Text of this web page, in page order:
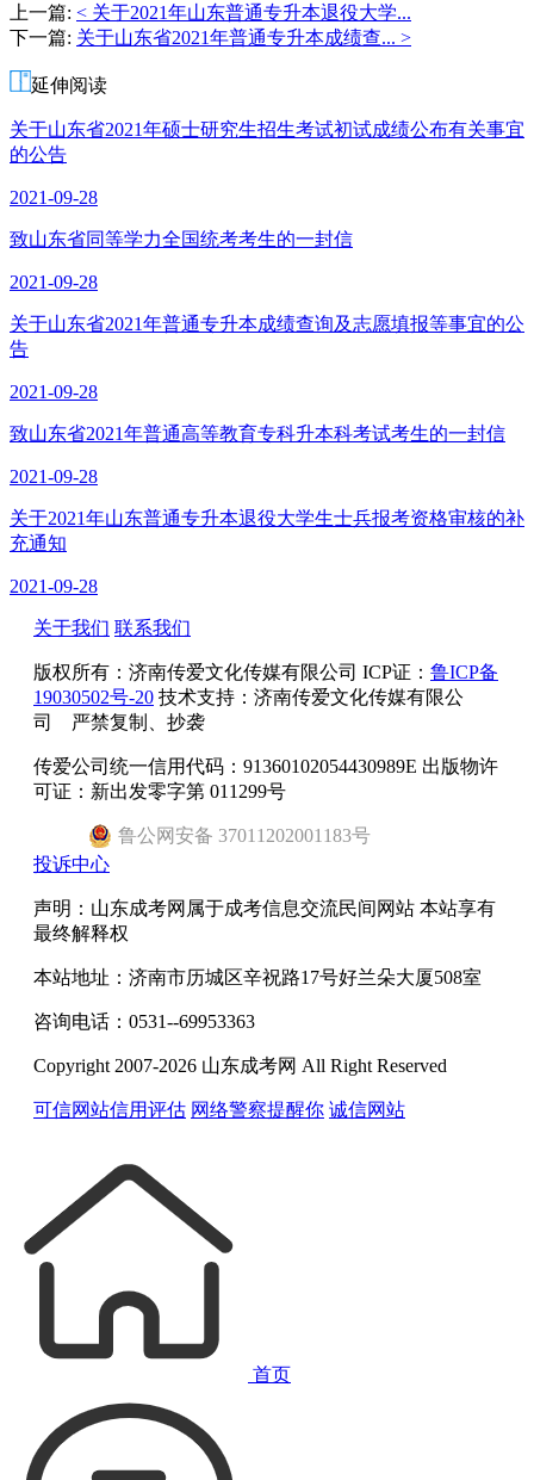
老
师
上一篇: < 关于2021年山东普通专升本退役大学...
下一篇: 关于山东省2021年普通专升本成绩查... >
延伸阅读
关于山东省2021年硕士研究生招生考试初试成绩公布有关事宜
的公告
2021-09-28
致山东省同等学力全国统考考生的一封信
2021-09-28
关于山东省2021年普通专升本成绩查询及志愿填报等事宜的公
告
2021-09-28
致山东省2021年普通高等教育专科升本科考试考生的一封信
2021-09-28
关于2021年山东普通专升本退役大学生士兵报考资格审核的补
充通知
2021-09-28
关于我们 联系我们
版权所有： 济南传爱文化传媒有限公司 ICP证： 鲁ICP备
19030502号-20 技术支持：济南传爱文化传媒有限公
司 严禁复制、抄袭
传爱公司统一信用代码：91360102054430989E 出版物许
可证：新出发零字第 011299号
鲁公网安备 37011202001183号
投诉中心
声明：山东成考网属于成考信息交流民间网站 本站享有
最终解释权
本站地址：济南市历城区辛祝路17号好兰朵大厦508室
咨询电话：0531--69953363
Copyright 2007-2026 山东成考网 All Right Reserved
可信网站信用评估 网络警察提醒你 诚信网站
首页